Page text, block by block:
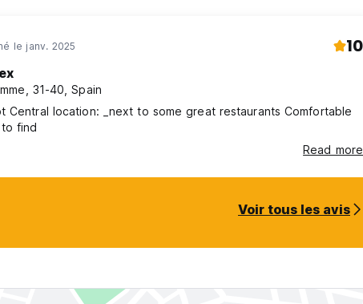
le janv. 2025 10
31-40, Spain
to find
Read more
Voir tous les avis